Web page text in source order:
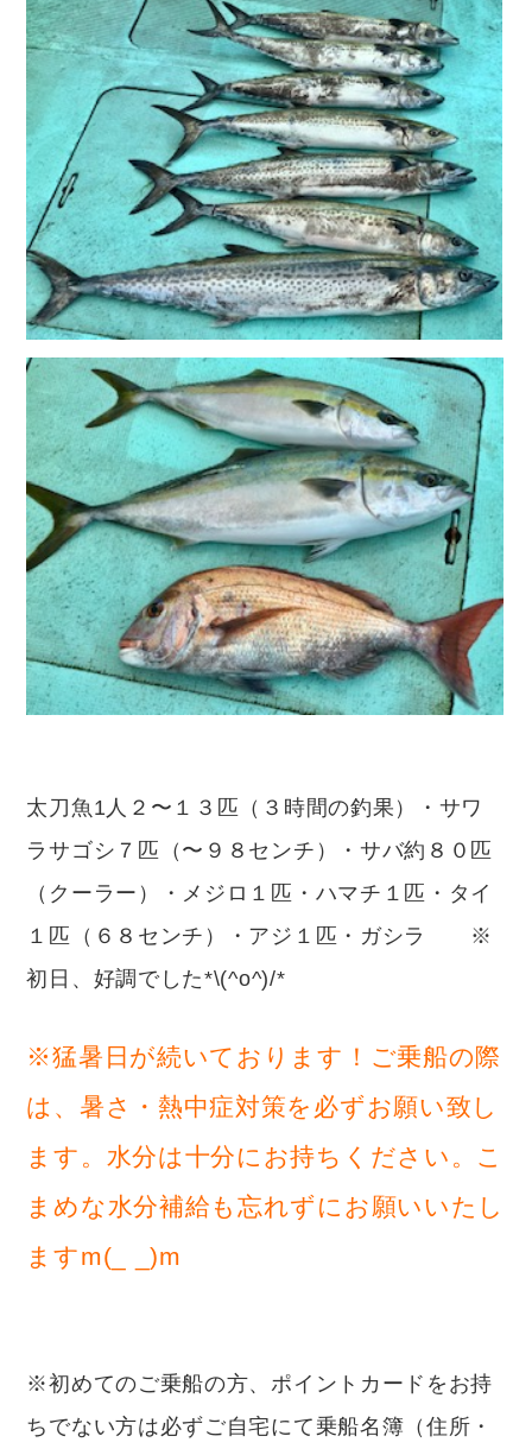
太刀魚1人２〜１３匹（３時間の釣果）・サワ
ラサゴシ７匹（〜９８センチ）・サバ約８０匹
（クーラー）・メジロ１匹・ハマチ１匹・タイ
１匹（６８センチ）・アジ１匹・ガシラ ※
初日、好調でした*\(^o^)/*
※猛暑日が続いております！ご乗船の際
は、暑さ・熱中症対策を必ずお願い致し
ます。水分は十分にお持ちください。こ
まめな水分補給も忘れずにお願いいたし
ますm(_ _)m
※初めてのご乗船の方、ポイントカードをお持
ちでない方は必ずご自宅にて乗船名簿（住所・